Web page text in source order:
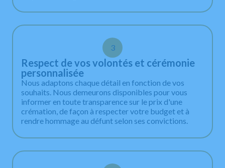
3
Respect de vos volontés et cérémonie
personnalisée
Nous adaptons chaque détail en fonction de vos
souhaits. Nous demeurons disponibles pour vous
informer en toute transparence sur le prix d'une
crémation, de façon à respecter votre budget et à
rendre hommage au défunt selon ses convictions.